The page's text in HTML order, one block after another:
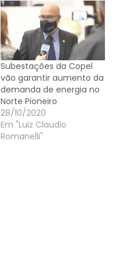
Subestações da Copel
vão garantir aumento da
demanda de energia no
Norte Pioneiro
28/10/2020
Em "Luiz Claudio
Romanelli"